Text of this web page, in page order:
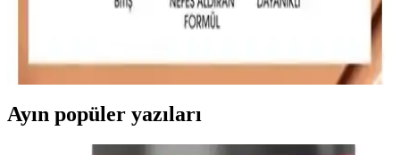
Mac'in iki popüler fondöteni Studio Fix Fluid SPF15 ve Studio
Radiance Serum-powered arasında kapsamlı karşılaştırma.
yapın.
Ayın popüler yazıları